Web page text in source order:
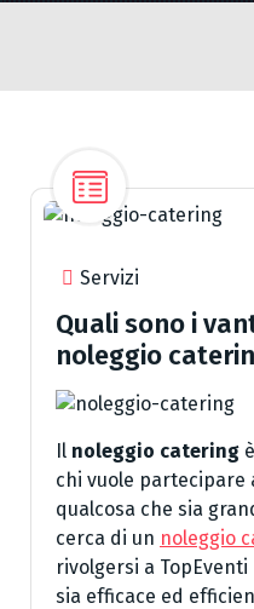
Servizi
Quali sono i
noleggio
Il noleggio catering
chi vuole partecipare
qualcosa che sia
cerca di un noleggio
rivolgersi a
sia efficace ed